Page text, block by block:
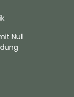
Null